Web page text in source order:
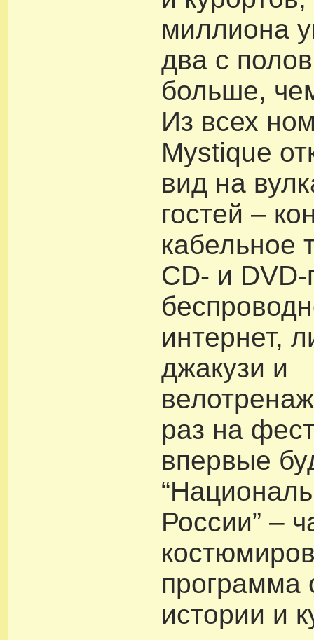
миллиона
два с
больше,
Из всех
Mystique
вид на
гостей –
кабельное
CD- и
интернет,
джакузи и
раз на
впервые
России” –
программа
истории и